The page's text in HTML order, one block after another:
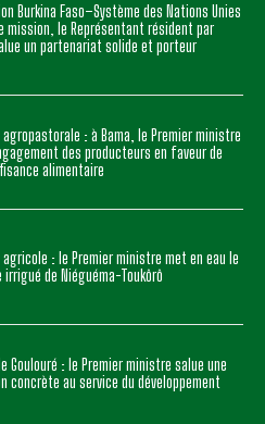
Burkina Faso–Système des Nations Unies
mission, le Représentant résident par
un partenariat solide et porteur
agropastorale : à Bama, le Premier ministre
des producteurs en faveur de
alimentaire
agricole : le Premier ministre met en eau le
irrigué de Niéguéma-Toukôrô
Goulouré : le Premier ministre salue une
concrète au service du développement